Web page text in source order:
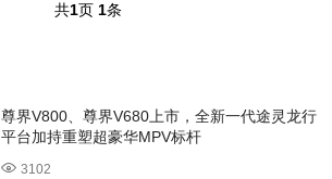
共1页 1条
尊界V800、尊界V680上市，全新一代途灵龙行
平台加持重塑超豪华MPV标杆
3102